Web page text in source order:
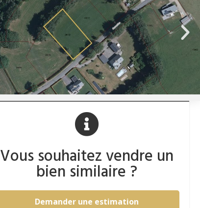
Vous souhaitez vendre un
bien similaire ?
Demander une estimation